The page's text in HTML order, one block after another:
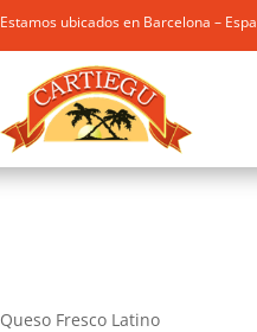
Estamos ubicados en Barcelona –
Queso Fresco Latino